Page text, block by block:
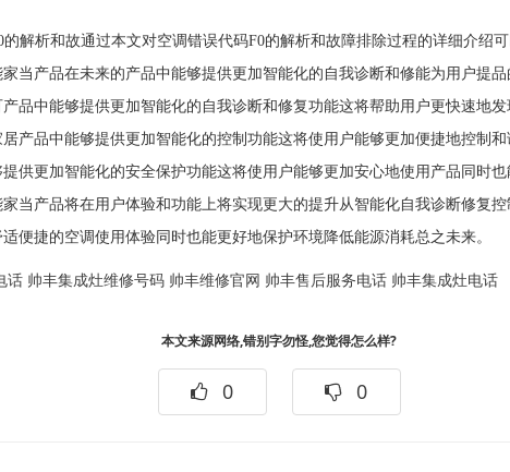
析和故通过本文对空调错误代码F0的解析和故障排除过程的详细介绍
当产品在未来的产品中能够提供更加智能化的自我诊断和修能为用户提
品中能够提供更加智能化的自我诊断和修复功能这将帮助用户更快速地
产品中能够提供更加智能化的控制功能这将使用户能够更加便捷地控制
供更加智能化的安全保护功能这将使用户能够更加安心地使用产品同时
当产品将在用户体验和功能上将实现更大的提升从智能化自我诊断修复
便捷的空调使用体验同时也能更好地保护环境降低能源消耗总之未来。
话 帅丰集成灶维修号码 帅丰维修官网 帅丰售后服务电话 帅丰集成灶电话
本文来源网络,错别字勿怪,您觉得怎么样?
0 0